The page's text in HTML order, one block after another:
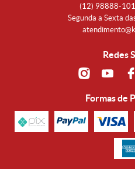
(12) 98888-
Segunda a Sexta
Redes
Formas de